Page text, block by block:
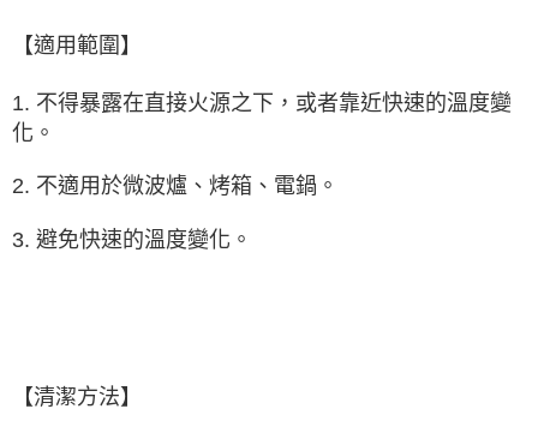
【適用範圍】
1. 不得暴露在直接火源之下，或者靠近快速的溫度變
化。
2. 不適用於微波爐、烤箱、電鍋。
3. 避免快速的溫度變化。
【清潔方法】